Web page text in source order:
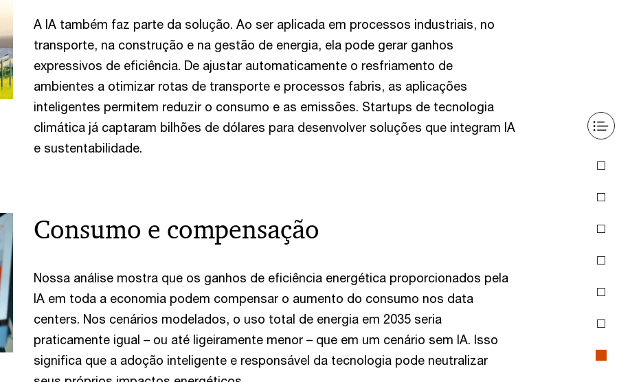
A IA também faz parte da solução. Ao ser aplicada em processos industriais, no
transporte, na construção e na gestão de energia, ela pode gerar ganhos
expressivos de eficiência. De ajustar automaticamente o resfriamento de
ambientes a otimizar rotas de transporte e processos fabris, as aplicações
inteligentes permitem reduzir o consumo e as emissões. Startups de tecnologia
climática já captaram bilhões de dólares para desenvolver soluções que integram IA
e sustentabilidade.
Consumo e compensação
Nossa análise mostra que os ganhos de eficiência energética proporcionados pela
IA em toda a economia podem compensar o aumento do consumo nos data
centers. Nos cenários modelados, o uso total de energia em 2035 seria
praticamente igual – ou até ligeiramente menor – que em um cenário sem IA. Isso
significa que a adoção inteligente e responsável da tecnologia pode neutralizar